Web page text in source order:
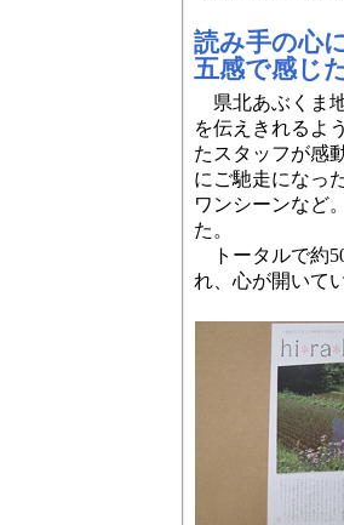
読み手の心
五感で感じ
県北あぶくま
を伝えきれるよ
たスタッフが感
にご馳走になっ
ワンシーンなど
た。
トータルで約
れ、心が開いて